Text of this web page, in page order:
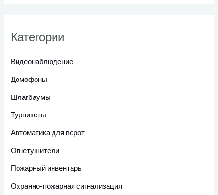
Категории
Видеонаблюдение
Домофоны
Шлагбаумы
Турникеты
Автоматика для ворот
Огнетушители
Пожарный инвентарь
Охранно-пожарная сигнализация